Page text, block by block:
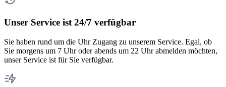
Unser Service ist 24/7 verfügbar
Sie haben rund um die Uhr Zugang zu unserem Service. Egal, ob
Sie morgens um 7 Uhr oder abends um 22 Uhr abmelden möchten,
unser Service ist für Sie verfügbar.